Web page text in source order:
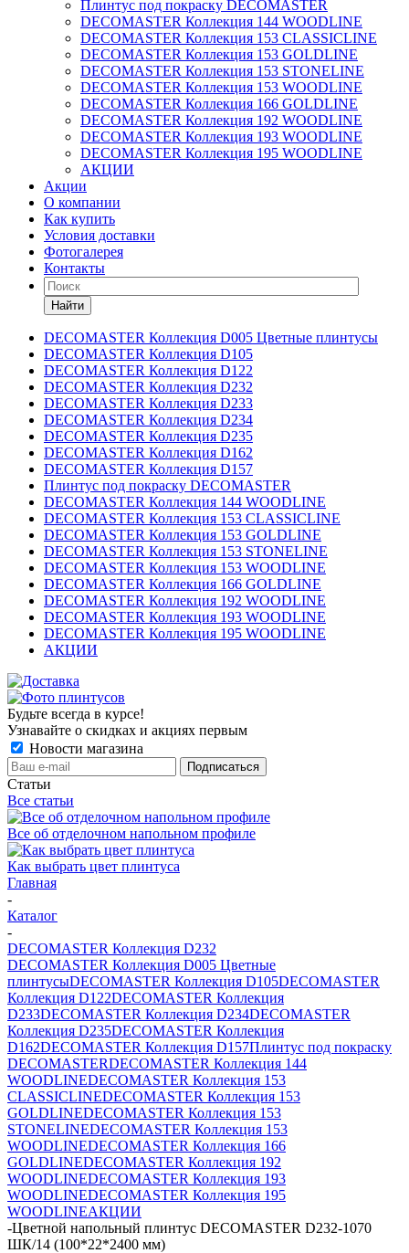
Плинтус под покраску DECOMASTER
DECOMASTER Коллекция 144 WOODLINE
DECOMASTER Коллекция 153 CLASSICLINE
DECOMASTER Коллекция 153 GOLDLINE
DECOMASTER Коллекция 153 STONELINE
DECOMASTER Коллекция 153 WOODLINE
DECOMASTER Коллекция 166 GOLDLINE
DECOMASTER Коллекция 192 WOODLINE
DECOMASTER Коллекция 193 WOODLINE
DECOMASTER Коллекция 195 WOODLINE
АКЦИИ
Акции
О компании
Как купить
Условия доставки
Фотогалерея
Контакты
Найти
DECOMASTER Коллекция D005 Цветные плинтусы
DECOMASTER Коллекция D105
DECOMASTER Коллекция D122
DECOMASTER Коллекция D232
DECOMASTER Коллекция D233
DECOMASTER Коллекция D234
DECOMASTER Коллекция D235
DECOMASTER Коллекция D162
DECOMASTER Коллекция D157
Плинтус под покраску DECOMASTER
DECOMASTER Коллекция 144 WOODLINE
DECOMASTER Коллекция 153 CLASSICLINE
DECOMASTER Коллекция 153 GOLDLINE
DECOMASTER Коллекция 153 STONELINE
DECOMASTER Коллекция 153 WOODLINE
DECOMASTER Коллекция 166 GOLDLINE
DECOMASTER Коллекция 192 WOODLINE
DECOMASTER Коллекция 193 WOODLINE
DECOMASTER Коллекция 195 WOODLINE
АКЦИИ
Будьте всегда в курсе!
Узнавайте о скидках и акциях первым
Новости магазина
Статьи
се статьи
се об отделочном напольном профиле
Как выбрать цвет плинтуса
Главная
-
Катало
-
DECOMASTER Коллекция D232
DECOMASTER Коллекция D005 Цветные
плинтусыDECOMASTER Коллекция D105DECOMASTER
Коллекция D122DECOMASTER Коллекция
D233DECOMASTER Коллекция D234DECOMASTER
Коллекция D235DECOMASTER Коллекция
D162DECOMASTER Коллекция D157Плинтус под покраску
DECOMASTERDECOMASTER Коллекция 144
WOODLINEDECOMASTER Коллекция 153
CLASSICLINEDECOMASTER Коллекция 153
GOLDLINEDECOMASTER Коллекция 153
STONELINEDECOMASTER Коллекция 153
WOODLINEDECOMASTER Коллекция 166
GOLDLINEDECOMASTER Коллекция 192
WOODLINEDECOMASTER Коллекция 193
WOODLINEDECOMASTER Коллекция 195
WOODLINEАКЦИИ
-Цветной напольный плинтус DECOMASTER D232-1070
ШК/14 (100*22*2400 мм)